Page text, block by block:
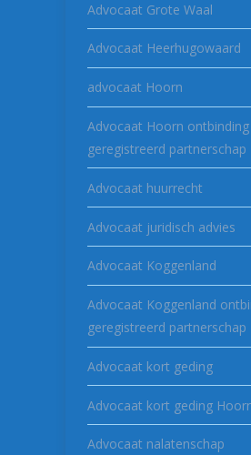
Advocaat Grote Waal
Advocaat Heerhugowaard
advocaat Hoorn
Advocaat Hoorn ontbinding
geregistreerd partnerschap
Advocaat huurrecht
Advocaat juridisch advies
Advocaat Koggenland
Advocaat Koggenland
geregistreerd partnerschap
Advocaat kort geding
Advocaat kort geding
Advocaat nalatenschap